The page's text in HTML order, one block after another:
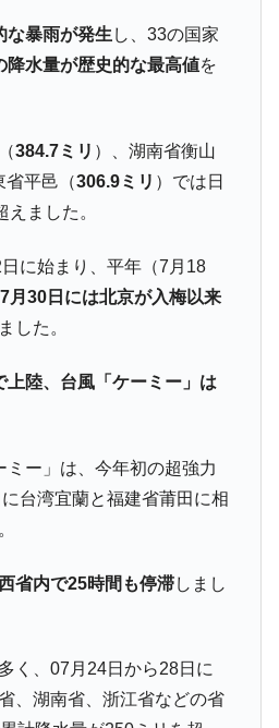
壊、鳴かず飛ばずに終わりそう
、最多の清原に次いで多く打っ
な暴雨が発生 し、33の国家
降水量が歴史的な最高値を
384.7ミリ ）、湖南省衡山
省平邑（306.9ミリ ）では日
ました。
に始まり、平年（7月18
月30日には北京が入梅以来
した。
上陸、台風「ケーミー」は
ー」は、今年初の超強力
台湾宜蘭と福建省莆田に相
省内で25時間も停滞しまし
く、07月24日から28日に
、湖南省、浙江省などの省